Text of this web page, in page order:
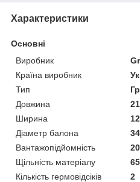
Характеристики
Основні
Виробник
Країна виробник
Тип
Довжина
Ширина
Діаметр балона
Вантажопідйомність
Щільність матеріалу
Кількість гермовідсіків
2